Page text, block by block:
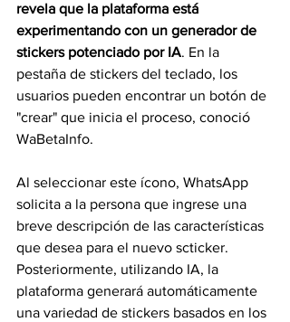
revela que la plataforma está
experimentando con un generador de
stickers potenciado por IA. En la
pestaña de stickers del teclado, los
usuarios pueden encontrar un botón de
"crear" que inicia el proceso, conoció
WaBetaInfo.
Al seleccionar este ícono, WhatsApp
solicita a la persona que ingrese una
breve descripción de las características
que desea para el nuevo scticker.
Posteriormente, utilizando IA, la
plataforma generará automáticamente
una variedad de stickers basados en los